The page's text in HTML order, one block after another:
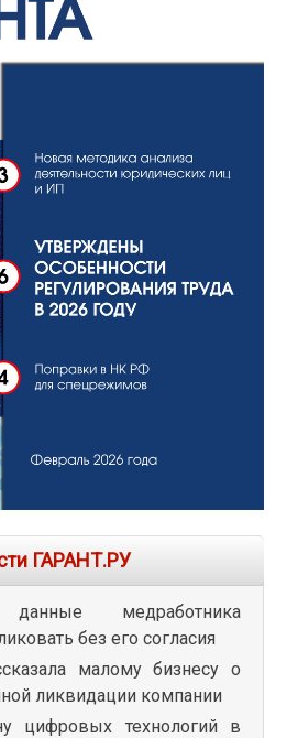
ГАРАНТ.РУ
данные медработника
без его согласия
малому бизнесу о
ликвидации компании
цифровых технологий в